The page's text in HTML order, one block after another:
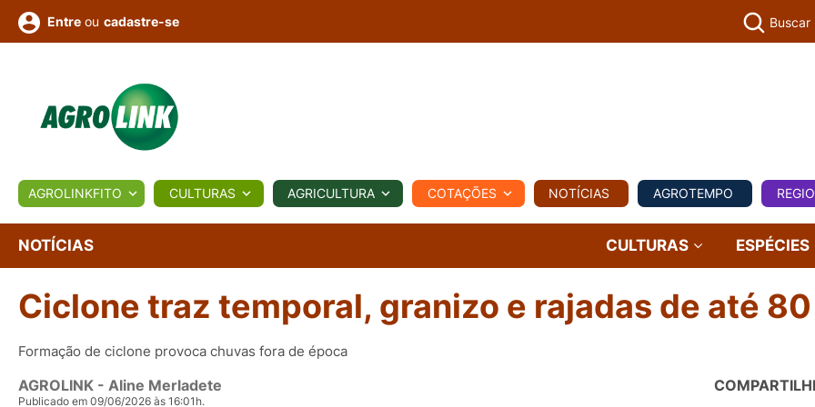
BIOLÓGICOS COTAÇÕES NOTÍCIAS AGROTEMPO REGIONAL COMERCIAL AGROVIAGENS
Conversor Colunistas Eventos
Vídeos
Entre ou cadastre-se Buscar
AGROLINKFITO CULTURAS AGRICULTURA COTAÇÕES NOTÍCIAS AGROTEMPO
NOTÍCIAS CULTURAS ESPÉCIES
Ciclone traz temporal, granizo e rajadas de até
Formação de ciclone provoca chuvas fora de época
AGROLINK - Aline Merladete
Publicado em 09/06/2026 às 16:01h.